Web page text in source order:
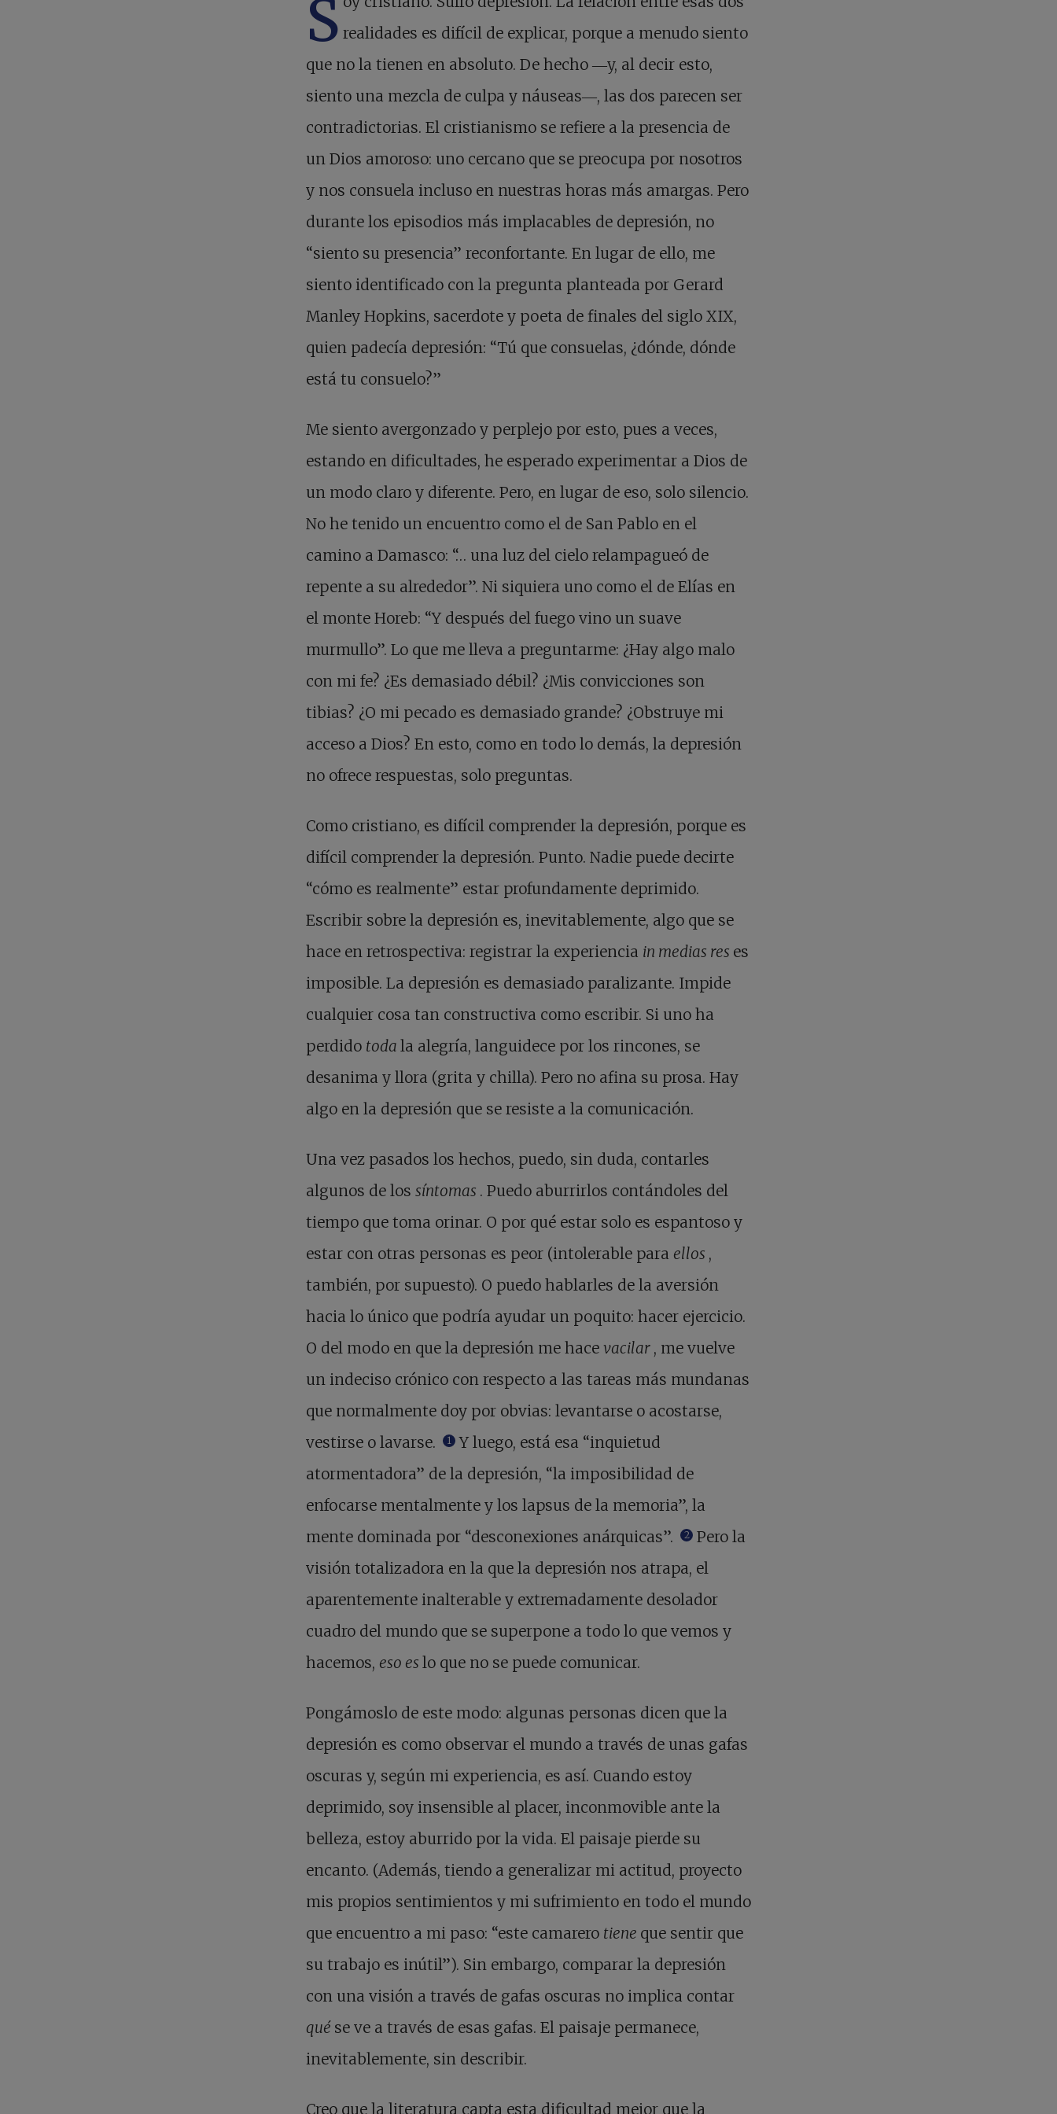
S realidades es difícil de explicar, porque a menudo siento
que no la tienen en absoluto. De hecho ―y, al decir esto,
siento una mezcla de culpa y náuseas―, las dos parecen ser
contradictorias. El cristianismo se refiere a la presencia de
un Dios amoroso: uno cercano que se preocupa por nosotros
y nos consuela incluso en nuestras horas más amargas. Pero
durante los episodios más implacables de depresión, no
“siento su presencia” reconfortante. En lugar de ello, me
siento identificado con la pregunta planteada por Gerard
Manley Hopkins, sacerdote y poeta de finales del siglo XIX,
quien padecía depresión: “Tú que consuelas, ¿dónde, dónde
está tu consuelo?”
Me siento avergonzado y perplejo por esto, pues a veces,
estando en dificultades, he esperado experimentar a Dios de
un modo claro y diferente. Pero, en lugar de eso, solo silencio.
No he tenido un encuentro como el de San Pablo en el
camino a Damasco: “… una luz del cielo relampagueó de
repente a su alrededor”. Ni siquiera uno como el de Elías en
el monte Horeb: “Y después del fuego vino un suave
murmullo”. Lo que me lleva a preguntarme: ¿Hay algo malo
con mi fe? ¿Es demasiado débil? ¿Mis convicciones son
tibias? ¿O mi pecado es demasiado grande? ¿Obstruye mi
acceso a Dios? En esto, como en todo lo demás, la depresión
no ofrece respuestas, solo preguntas.
Como cristiano, es difícil comprender la depresión, porque es
difícil comprender la depresión. Punto. Nadie puede decirte
“cómo es realmente” estar profundamente deprimido.
Escribir sobre la depresión es, inevitablemente, algo que se
hace en retrospectiva: registrar la experiencia in medias res es
imposible. La depresión es demasiado paralizante. Impide
cualquier cosa tan constructiva como escribir. Si uno ha
perdido toda la alegría, languidece por los rincones, se
desanima y llora (grita y chilla). Pero no afina su prosa. Hay
algo en la depresión que se resiste a la comunicación.
Una vez pasados los hechos, puedo, sin duda, contarles
algunos de los síntomas . Puedo aburrirlos contándoles del
tiempo que toma orinar. O por qué estar solo es espantoso y
estar con otras personas es peor (intolerable para ellos ,
también, por supuesto). O puedo hablarles de la aversión
hacia lo único que podría ayudar un poquito: hacer ejercicio.
O del modo en que la depresión me hace vacilar , me vuelve
un indeciso crónico con respecto a las tareas más mundanas
que normalmente doy por obvias: levantarse o acostarse,
vestirse o lavarse.
1 Y luego, está esa “inquietud
atormentadora” de la depresión, “la imposibilidad de
enfocarse mentalmente y los lapsus de la memoria”, la
mente dominada por “desconexiones anárquicas”.
2
Pero la
visión totalizadora en la que la depresión nos atrapa, el
aparentemente inalterable y extremadamente desolador
cuadro del mundo que se superpone a todo lo que vemos y
hacemos, eso es lo que no se puede comunicar.
Pongámoslo de este modo: algunas personas dicen que la
depresión es como observar el mundo a través de unas gafas
oscuras y, según mi experiencia, es así. Cuando estoy
deprimido, soy insensible al placer, inconmovible ante la
belleza, estoy aburrido por la vida. El paisaje pierde su
encanto. (Además, tiendo a generalizar mi actitud, proyecto
mis propios sentimientos y mi sufrimiento en todo el mundo
que encuentro a mi paso: “este camarero tiene que sentir que
su trabajo es inútil”). Sin embargo, comparar la depresión
con una visión a través de gafas oscuras no implica contar
qué se ve a través de esas gafas. El paisaje permanece,
inevitablemente, sin describir.
Creo que la literatura capta esta dificultad mejor que la